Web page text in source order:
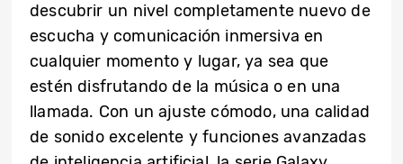
descubrir un nivel completamente nuevo de
escucha y comunicación inmersiva en
cualquier momento y lugar, ya sea que
estén disfrutando de la música o en una
llamada. Con un ajuste cómodo, una calidad
de sonido excelente y funciones avanzadas